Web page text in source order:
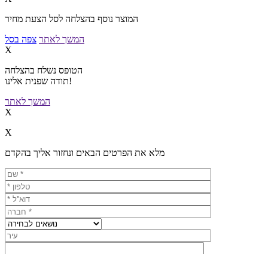
המוצר נוסף בהצלחה לסל הצעת מחיר
המשך לאתר צפה בסל
X
הטופס נשלח בהצלחה
תודה שפנית אלינו!
המשך לאתר
X
X
מלא את הפרטים הבאים ונחזור אליך בהקדם